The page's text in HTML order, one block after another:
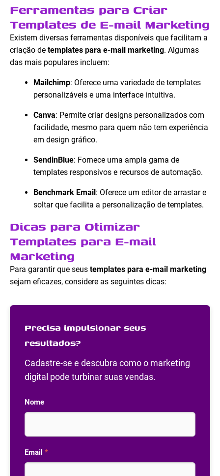
Ferramentas para Criar
Templates de E-mail Marketing
Existem diversas ferramentas disponíveis que facilitam a
criação de templates para e-mail marketing. Algumas
das mais populares incluem:
Mailchimp: Oferece uma variedade de templates
personalizáveis e uma interface intuitiva.
Canva: Permite criar designs personalizados com
facilidade, mesmo para quem não tem experiência
em design gráfico.
SendinBlue: Fornece uma ampla gama de
templates responsivos e recursos de automação.
Benchmark Email : Oferece um editor de arrastar e
soltar que facilita a personalização de templates.
Dicas para Otimizar
Templates para E-mail
Marketing
Para garantir que seus templates para e-mail marketing
sejam eficazes, considere as seguintes dicas:
Precisa impulsionar seus
resultados?
Cadastre-se e descubra como o marketing
digital pode turbinar suas vendas.
Nome
Email *